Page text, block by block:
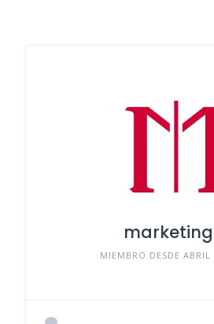
marketing
MIEMBRO DESDE